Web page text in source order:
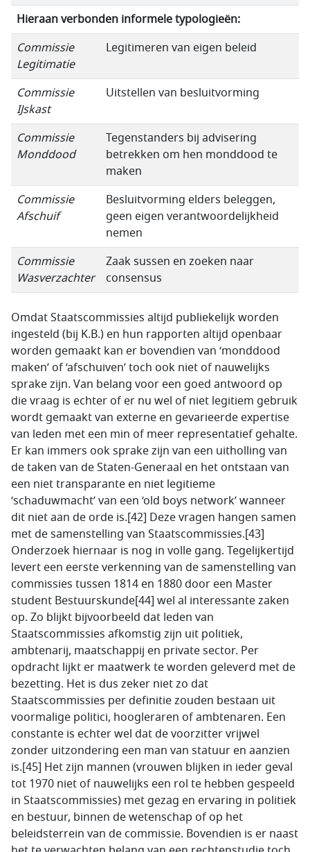
Hieraan verbonden informele typologieën:
Commissie
Legitimatie
Legitimeren van eigen beleid
Commissie
IJskast
Uitstellen van besluitvorming
Commissie
Monddood
Tegenstanders bij advisering
betrekken om hen monddood te
maken
Commissie
Afschuif
Besluitvorming elders beleggen,
geen eigen verantwoordelijkheid
nemen
Commissie
Wasverzachter
Zaak sussen en zoeken naar
consensus
Omdat Staatscommissies altijd publiekelijk worden
ingesteld (bij K.B.) en hun rapporten altijd openbaar
worden gemaakt kan er bovendien van ‘monddood
maken’ of ‘afschuiven’ toch ook niet of nauwelijks
sprake zijn. Van belang voor een goed antwoord op
die vraag is echter of er nu wel of niet legitiem gebruik
wordt gemaakt van externe en gevarieerde expertise
van leden met een min of meer representatief gehalte.
Er kan immers ook sprake zijn van een uitholling van
de taken van de Staten-Generaal en het ontstaan van
een niet transparante en niet legitieme
‘schaduwmacht’ van een ‘old boys network’ wanneer
dit niet aan de orde is.[42] Deze vragen hangen samen
met de samenstelling van Staatscommissies.[43]
Onderzoek hiernaar is nog in volle gang. Tegelijkertijd
levert een eerste verkenning van de samenstelling van
commissies tussen 1814 en 1880 door een Master
student Bestuurskunde[44] wel al interessante zaken
op. Zo blijkt bijvoorbeeld dat leden van
Staatscommissies afkomstig zijn uit politiek,
ambtenarij, maatschappij en private sector. Per
opdracht lijkt er maatwerk te worden geleverd met de
bezetting. Het is dus zeker niet zo dat
Staatscommissies per definitie zouden bestaan uit
voormalige politici, hoogleraren of ambtenaren. Een
constante is echter wel dat de voorzitter vrijwel
zonder uitzondering een man van statuur en aanzien
is.[45] Het zijn mannen (vrouwen blijken in ieder geval
tot 1970 niet of nauwelijks een rol te hebben gespeeld
in Staatscommissies) met gezag en ervaring in politiek
en bestuur, binnen de wetenschap of op het
beleidsterrein van de commissie. Bovendien is er naast